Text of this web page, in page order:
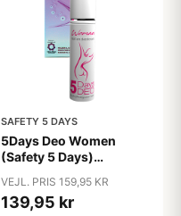
SAFETY 5 DAYS
5Days Deo Women
(Safety 5 Days)
VEJL. PRIS 159,95 KR
139,95 kr